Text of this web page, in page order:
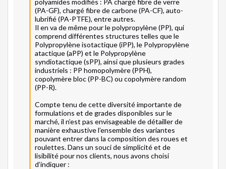
polyamides modifiés : PA chargé fibre de verre
(PA-GF), chargé fibre de carbone (PA-CF), auto-
lubrifié (PA-PTFE), entre autres.
Il en va de même pour le polypropylène (PP), qui
comprend différentes structures telles que le
Polypropylène isotactique (iPP), le Polypropylène
atactique (aPP) et le Polypropylène
syndiotactique (sPP), ainsi que plusieurs grades
industriels : PP homopolymère (PPH),
copolymère bloc (PP-BC) ou copolymère random
(PP-R).
Compte tenu de cette diversité importante de
formulations et de grades disponibles sur le
marché, il n’est pas envisageable de détailler de
manière exhaustive l’ensemble des variantes
pouvant entrer dans la composition des roues et
roulettes. Dans un souci de simplicité et de
lisibilité pour nos clients, nous avons choisi
d’indiquer :